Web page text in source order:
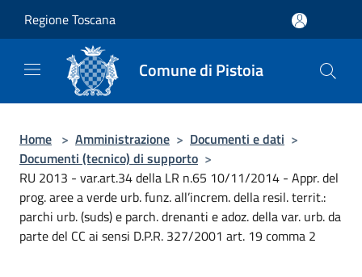
Regione Toscana
Comune di Pistoia
Home > Amministrazione > Documenti e dati >
Documenti (tecnico) di supporto >
RU 2013 - var.art.34 della LR n.65 10/11/2014 - Appr. del
prog. aree a verde urb. funz. all’increm. della resil. territ.:
parchi urb. (suds) e parch. drenanti e adoz. della var. urb. da
parte del CC ai sensi D.P.R. 327/2001 art. 19 comma 2